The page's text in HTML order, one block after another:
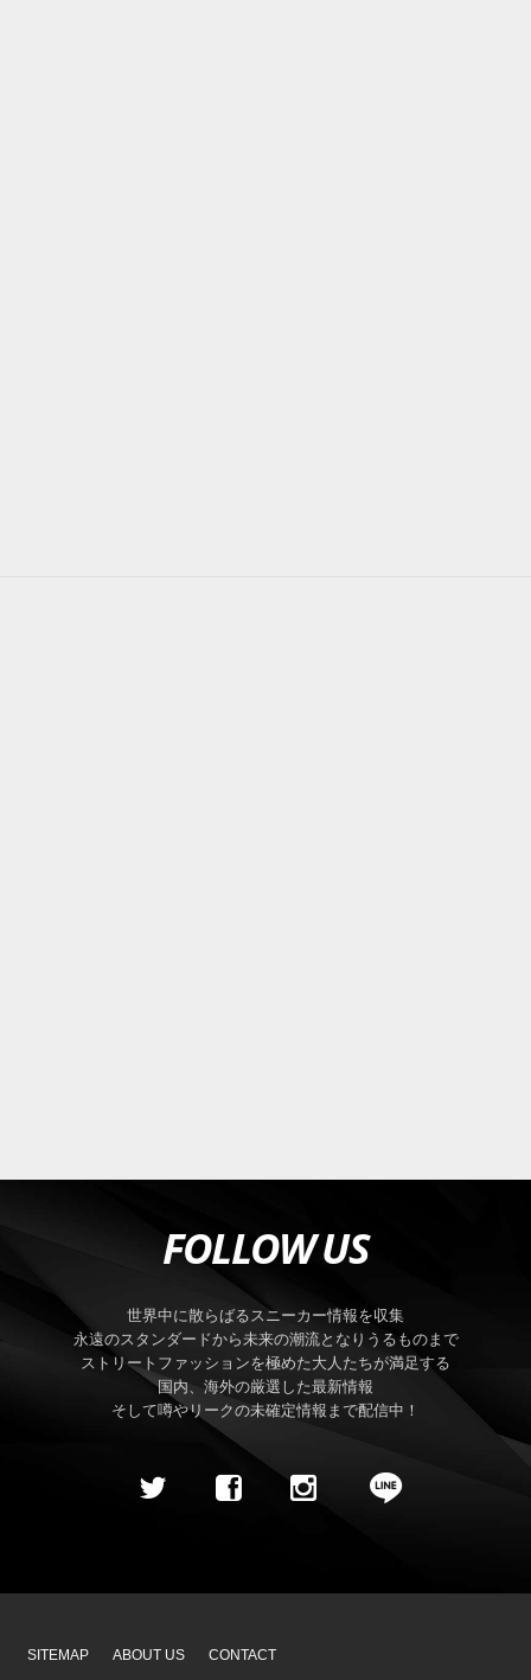
FOLLOW US
世界中に散らばるスニーカー情報を収集
永遠のスタンダードから未来の潮流となりうるものまで
ストリートファッションを極めた大人たちが満足する
国内、海外の厳選した最新情報
そして噂やリークの未確定情報まで配信中！
SITEMAP ABOUT US CONTACT